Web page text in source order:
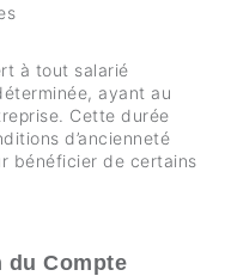
à tout salarié
ayant au
Cette durée
d’ancienneté
bénéficier de certains
Compte